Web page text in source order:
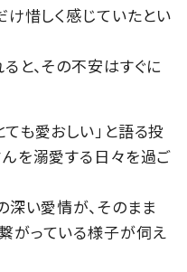
け惜しく感じていたとい
と、その不安はすぐに
も愛おしい」と語る投
を溺愛する日々を過ご
い愛情が、そのまま
がっている様子が伺え